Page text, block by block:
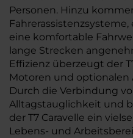
Personen. Hinzu
eine komfortable
lange Strecken
Effizienz überzeugt der
Motoren und
Durch die Verbindung
Alltagstauglichkeit und
der T7 Caravelle ein
Lebens- und